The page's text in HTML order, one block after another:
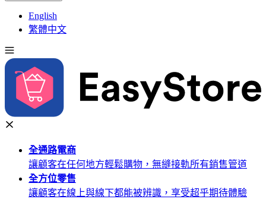
English
繁體中文
全通路電商
讓顧客在任何地方輕鬆購物，無縫接軌所有銷售管道
全方位零售
讓顧客在線上與線下都能被辨識，享受超乎期待體驗